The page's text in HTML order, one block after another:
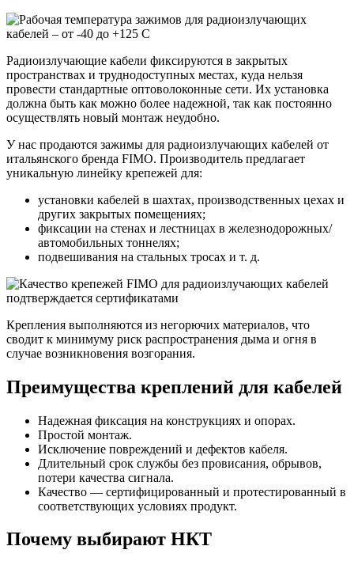
Радиоизлучающие кабели фиксируются в закрытых
пространствах и труднодоступных местах, куда нельзя
провести стандартные оптоволоконные сети. Их установка
должна быть как можно более надежной, так как постоянно
осуществлять новый монтаж неудобно.
У нас продаются зажимы для радиоизлучающих кабелей от
итальянского бренда FIMO. Производитель предлагает
уникальную линейку крепежей для:
установки кабелей в шахтах, производственных цехах и
других закрытых помещениях;
фиксации на стенах и лестницах в железнодорожных/
автомобильных тоннелях;
подвешивания на стальных тросах и т. д.
Крепления выполняются из негорючих материалов, что
сводит к минимуму риск распространения дыма и огня в
случае возникновения возгорания.
Преимущества креплений для кабелей
Надежная фиксация на конструкциях и опорах.
Простой монтаж.
Исключение повреждений и дефектов кабеля.
Длительный срок службы без провисания, обрывов,
потери качества сигнала.
Качество — сертифицированный и протестированный в
соответствующих условиях продукт.
Почему выбирают НКТ